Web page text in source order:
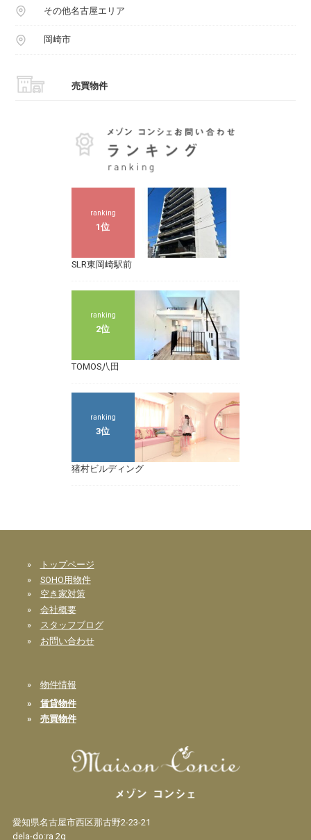
その他名古屋エリア
岡崎市
売買物件
ranking
1位
SLR東岡崎駅前
ranking
2位
TOMOS八田
ranking
3位
猪村ビルディング
»
トップページ
» SOHO用物件
» 空き家対策
» 会社概要
» スタッフブログ
» お問い合わせ
» 物件情報
» 賃貸物件
» 売買物件
愛知県名古屋市西区那古野2-23-21
dela-do:ra 2g